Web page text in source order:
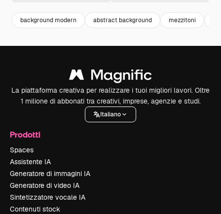
background modern abstract background mezzitoni
La piattaforma creativa per realizzare i tuoi migliori lavori. Oltre
1 milione di abbonati tra creativi, imprese, agenzie e studi.
Italiano
Prodotti
Spaces
Assistente IA
Generatore di immagini IA
Generatore di video IA
Sintetizzatore vocale IA
Contenuti stock